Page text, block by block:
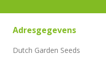
Adresgegevens
Dutch Garden Seeds